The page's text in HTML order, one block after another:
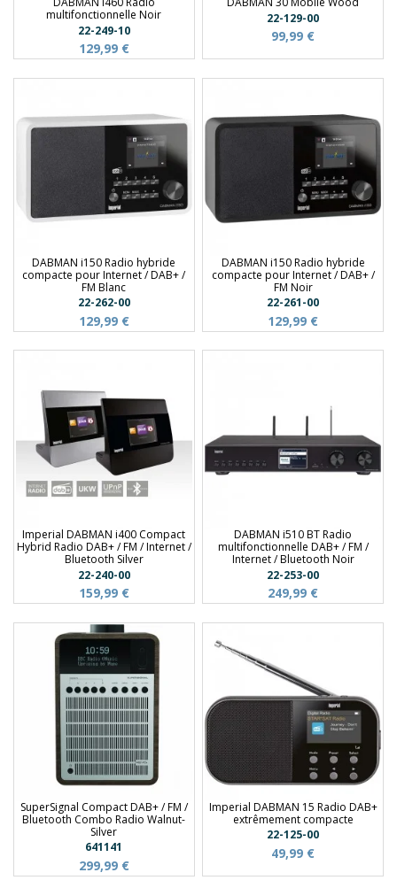
multifonctionnelle Noir
22-249-10
129,99 €
22-129-00
99,99 €
DABMAN i150 Radio hybride
compacte pour Internet / DAB+ /
FM Blanc
22-262-00
129,99 €
DABMAN i150 Radio hybride
compacte pour Internet / DAB+ /
FM Noir
22-261-00
129,99 €
Imperial DABMAN i400 Compact
Hybrid Radio DAB+ / FM / Internet /
Bluetooth Silver
22-240-00
159,99 €
DABMAN i510 BT Radio
multifonctionnelle DAB+ / FM /
Internet / Bluetooth Noir
22-253-00
249,99 €
SuperSignal Compact DAB+ / FM /
Bluetooth Combo Radio Walnut-
Silver
641141
299,99 €
Imperial DABMAN 15 Radio DAB+
extrêmement compacte
22-125-00
49,99 €